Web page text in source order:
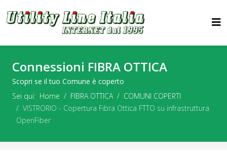
Connessioni FIBRA OTTICA
Scopri se il tuo Comune è coperto
Sei qui: Home FIBRA OTTICA
COMUNI COPERTI
VISTRORIO - Copertura Fibra Ottica FTTO su infrastruttura
OpenFiber